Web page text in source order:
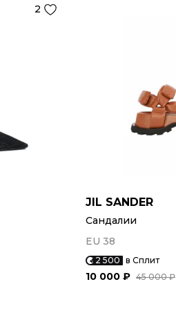
2
JIL SANDER
Сандалии
EU 38
2 500 в Сплит
45 000 ₽
10 000 ₽